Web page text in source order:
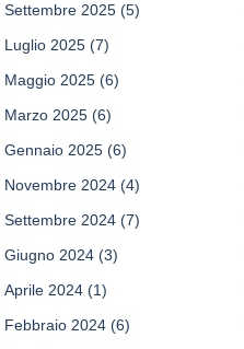
Settembre 2025 (5)
Luglio 2025 (7)
Maggio 2025 (6)
Marzo 2025 (6)
Gennaio 2025 (6)
Novembre 2024 (4)
Settembre 2024 (7)
Giugno 2024 (3)
Aprile 2024 (1)
Febbraio 2024 (6)